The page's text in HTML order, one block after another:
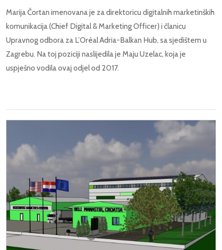
Marija Čortan imenovana je za direktoricu digitalnih marketinških
komunikacija (Chief Digital & Marketing Officer) i članicu
Upravnog odbora za L’Oréal Adria-Balkan Hub, sa sjedištem u
Zagrebu. Na toj poziciji naslijedila je Maju Uzelac, koja je
uspješno vodila ovaj odjel od 2017.